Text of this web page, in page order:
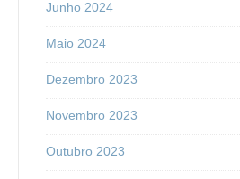
Junho 2024
Maio 2024
Dezembro 2023
Novembro 2023
Outubro 2023